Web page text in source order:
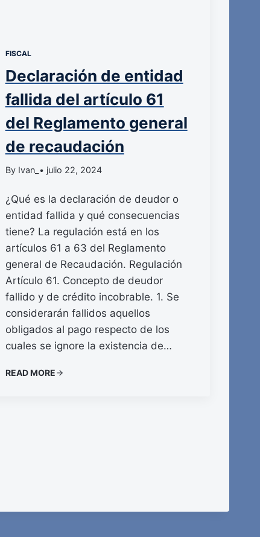
FISCAL
Declaración de entidad
fallida del artículo 61
del Reglamento general
de recaudación
By Ivan_ • julio 22, 2024
¿Qué es la declaración de deudor o
entidad fallida y qué consecuencias
tiene? La regulación está en los
artículos 61 a 63 del Reglamento
general de Recaudación. Regulación
Artículo 61. Concepto de deudor
fallido y de crédito incobrable. 1. Se
considerarán fallidos aquellos
obligados al pago respecto de los
cuales se ignore la existencia de…
READ MORE